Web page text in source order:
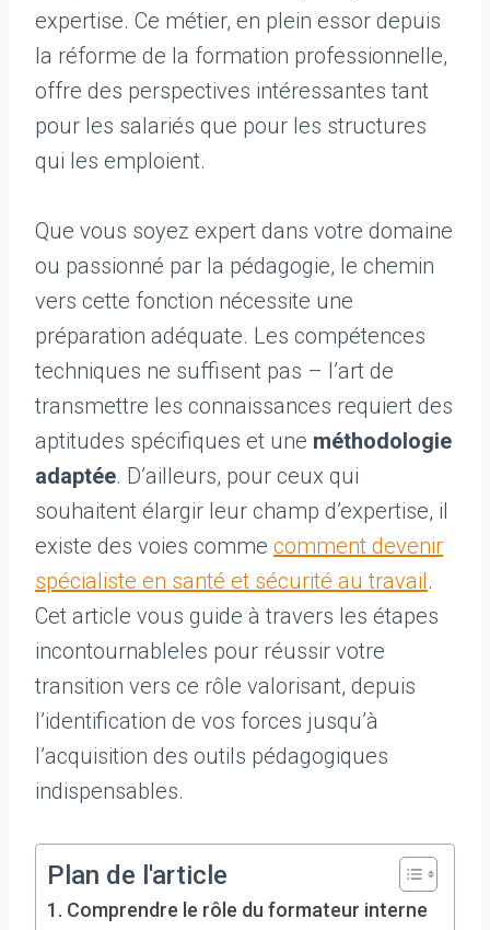
expertise. Ce métier, en plein essor depuis
la réforme de la formation professionnelle,
offre des perspectives intéressantes tant
pour les salariés que pour les structures
qui les emploient.
Que vous soyez expert dans votre domaine
ou passionné par la pédagogie, le chemin
vers cette fonction nécessite une
préparation adéquate. Les compétences
techniques ne suffisent pas – l’art de
transmettre les connaissances requiert des
aptitudes spécifiques et une méthodologie
adaptée. D’ailleurs, pour ceux qui
souhaitent élargir leur champ d’expertise, il
existe des voies comme comment devenir
spécialiste en santé et sécurité au travail.
Cet article vous guide à travers les étapes
incontournableles pour réussir votre
transition vers ce rôle valorisant, depuis
l’identification de vos forces jusqu’à
l’acquisition des outils pédagogiques
indispensables.
Plan de l'article
Comprendre le rôle du formateur interne